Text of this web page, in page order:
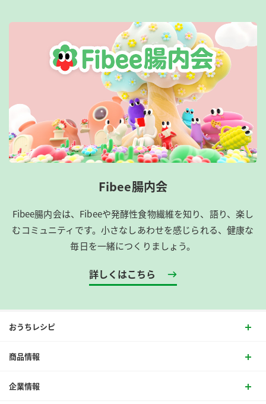
Fibee腸内会
Fibee腸内会は、​Fibeeや発酵性食物繊維を知り、語り、楽し
むコミュニティです。​小さなしあわせを感じられる、健康な
毎日を一緒につくりましょう。
詳しくはこちら
おうちレシピ
商品情報
企業情報